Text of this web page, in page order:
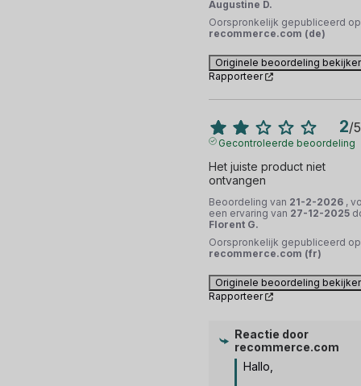
Augustine D.
Oorspronkelijk gepubliceerd op
recommerce.com (de)
Originele beoordeling
Rapporteer
2/5
Gecontroleerde beoordeling
Het juiste product niet
ontvangen
Beoordeling van 21-2-2026 ,
een ervaring van 27-12-2025
Florent G.
Oorspronkelijk gepubliceerd op
recommerce.com (fr)
Originele beoordeling
Rapporteer
Reactie door
recommerce.com
Hallo,